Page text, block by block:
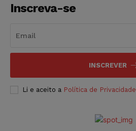
Inscreva-se
INSCREVER
Li e aceito a Política de Privacidade